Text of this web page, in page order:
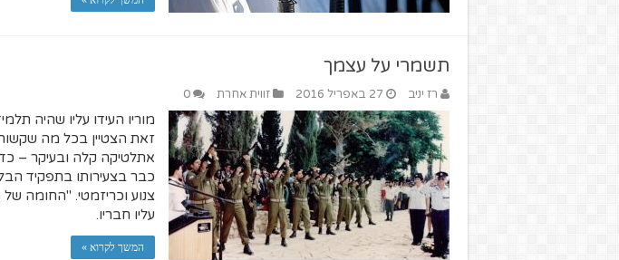
תשמרי על עצמך
רז יניב 27 באפריל 2016 זווית אחרת 0
מוריו העידו עליו שהיה
זאת הצטיין בכל מה
אתלטיקה קלה ובעיקר –
כבר בצעירותו בתפקיד
צנוע וכריזמטי. "החומה
עליו חבריו.
המשך לקרוא »